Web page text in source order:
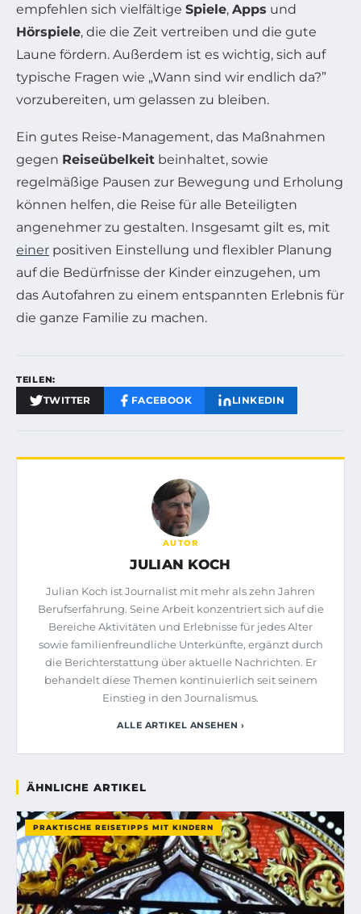
empfehlen sich vielfältige Spiele, Apps und
Hörspiele, die die Zeit vertreiben und die gute
Laune fördern. Außerdem ist es wichtig, sich auf
typische Fragen wie „Wann sind wir endlich da?”
vorzubereiten, um gelassen zu bleiben.
Ein gutes Reise-Management, das Maßnahmen
gegen Reiseübelkeit beinhaltet, sowie
regelmäßige Pausen zur Bewegung und Erholung
können helfen, die Reise für alle Beteiligten
angenehmer zu gestalten. Insgesamt gilt es, mit
einer positiven Einstellung und flexibler Planung
auf die Bedürfnisse der Kinder einzugehen, um
das Autofahren zu einem entspannten Erlebnis für
die ganze Familie zu machen.
TEILEN:
TWITTER FACEBOOK LINKEDIN
AUTOR
JULIAN KOCH
Julian Koch ist Journalist mit mehr als zehn Jahren
Berufserfahrung. Seine Arbeit konzentriert sich auf die
Bereiche Aktivitäten und Erlebnisse für jedes Alter
sowie familienfreundliche Unterkünfte, ergänzt durch
die Berichterstattung über aktuelle Nachrichten. Er
behandelt diese Themen kontinuierlich seit seinem
Einstieg in den Journalismus.
ALLE ARTIKEL ANSEHEN ›
ÄHNLICHE ARTIKEL
PRAKTISCHE REISETIPPS MIT KINDERN